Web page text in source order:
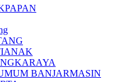
BANJARMASIN